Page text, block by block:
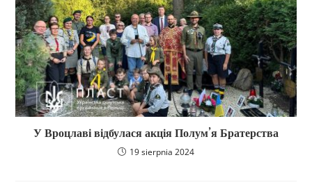
У Вроцлаві відбулася акція Полум’я Братерства
19 sierpnia 2024